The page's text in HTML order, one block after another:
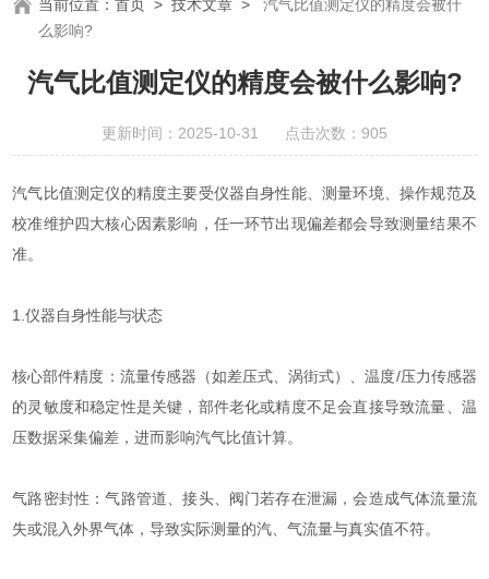
当前位置：首页 >技术文章 >
汽气比值测定仪的精度会被什
么影响?
汽气比值测定仪的精度会被什么影响?
更新时间：2025-10-31 点击次数：905
汽气比值测定仪的精度主要受仪器自身性能、测量环境、操作规范及
校准维护四大核心因素影响，任一环节出现偏差都会导致测量结果不
准。
1.仪器自身性能与状态
核心部件精度：流量传感器（如差压式、涡街式）、温度/压力传感器
的灵敏度和稳定性是关键，部件老化或精度不足会直接导致流量、温
压数据采集偏差，进而影响汽气比值计算。
气路密封性：气路管道、接头、阀门若存在泄漏，会造成气体流量流
失或混入外界气体，导致实际测量的汽、气流量与真实值不符。